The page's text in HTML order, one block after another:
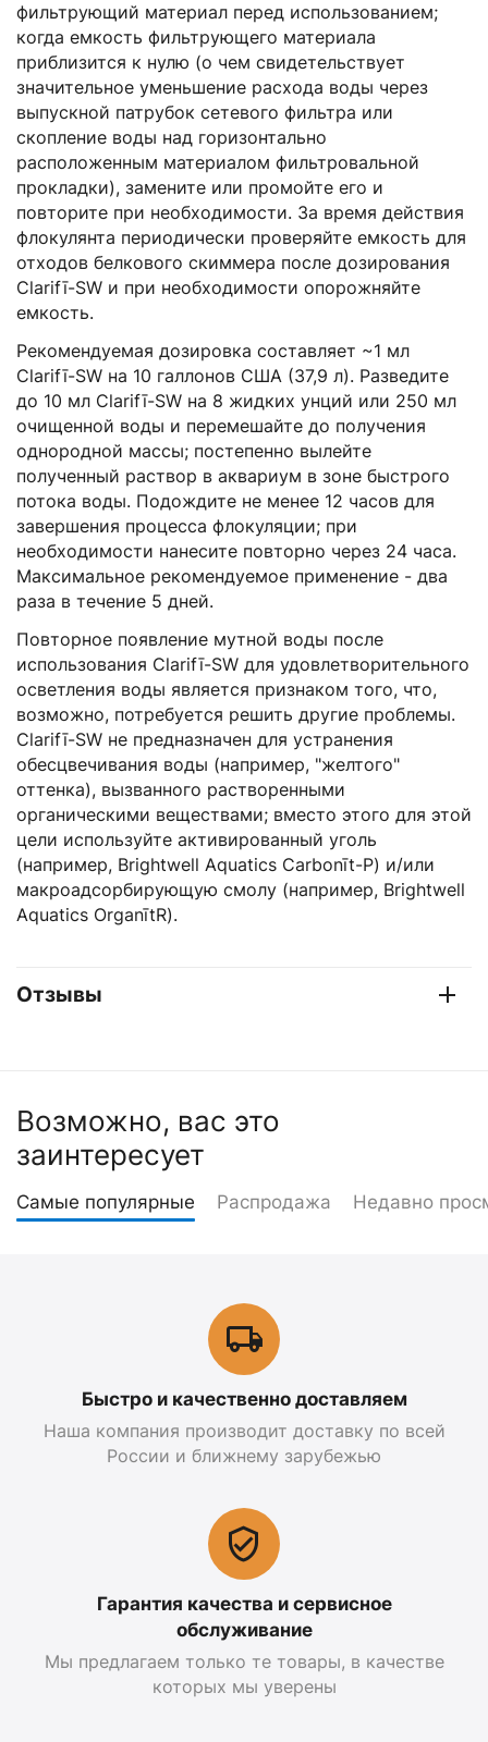
фильтрующий материал перед использованием;
когда емкость фильтрующего материала
приблизится к нулю (о чем свидетельствует
значительное уменьшение расхода воды через
выпускной патрубок сетевого фильтра или
скопление воды над горизонтально
расположенным материалом фильтровальной
прокладки), замените или промойте его и
повторите при необходимости. За время действия
флокулянта периодически проверяйте емкость для
отходов белкового скиммера после дозирования
Clarifī-SW и при необходимости опорожняйте
емкость.
Рекомендуемая дозировка составляет ~1 мл
Clarifī-SW на 10 галлонов США (37,9 л). Разведите
до 10 мл Clarifī-SW на 8 жидких унций или 250 мл
очищенной воды и перемешайте до получения
однородной массы; постепенно вылейте
полученный раствор в аквариум в зоне быстрого
потока воды. Подождите не менее 12 часов для
завершения процесса флокуляции; при
необходимости нанесите повторно через 24 часа.
Максимальное рекомендуемое применение - два
раза в течение 5 дней.
Повторное появление мутной воды после
использования Clarifī-SW для удовлетворительного
осветления воды является признаком того, что,
возможно, потребуется решить другие проблемы.
Clarifī-SW не предназначен для устранения
обесцвечивания воды (например, "желтого"
оттенка), вызванного растворенными
органическими веществами; вместо этого для этой
цели используйте активированный уголь
(например, Brightwell Aquatics Carbonīt-P) и/или
макроадсорбирующую смолу (например, Brightwell
Aquatics OrganītR).
Отзывы
Возможно, вас это
заинтересует
Самые популярные Распродажа Недавно
Быстро и качественно доставляем
Наша компания производит доставку по всей
России и ближнему зарубежью
Гарантия качества и сервисное
обслуживание
Мы предлагаем только те товары, в качестве
которых мы уверены